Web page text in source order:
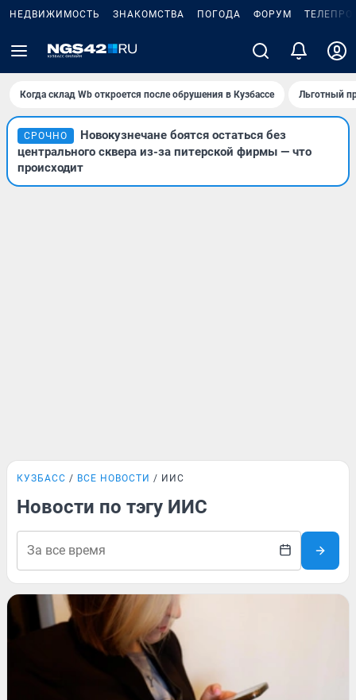
НЕДВИЖИМОСТЬ ЗНАКОМСТВА ПОГОДА ФОРУМ
Когда склад Wb откроется после обрушения в Кузбассе Льготный
СРОЧНО
Новокузнечане боятся остаться без
центрального сквера из-за питерской фирмы — что
происходит
КУЗБАСС ВСЕ НОВОСТИ ИИС
Новости по тэгу ИИС